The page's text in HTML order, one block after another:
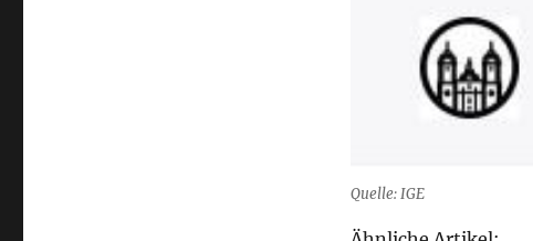
Quelle: IGE